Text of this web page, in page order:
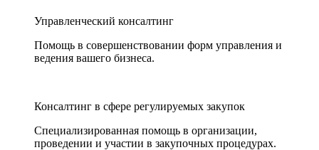
Управленческий консалтинг
Помощь в совершенствовании форм управления и
ведения вашего бизнеса.
Консалтинг в сфере регулируемых закупок
Специализированная помощь в организации,
проведении и участии в закупочных процедурах.